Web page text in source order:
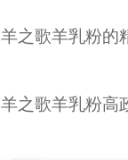
羊之歌羊乳粉的
羊之歌羊乳粉高